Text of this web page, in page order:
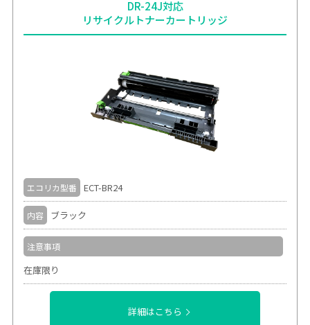
DR-24J対応
リサイクルトナーカートリッジ
エコリカ型番 ECT-BR24
内容 ブラック
注意事項
在庫限り
詳細はこちら